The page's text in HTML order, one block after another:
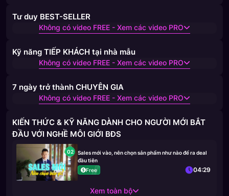
Tư duy BEST-SELLER
Không có video FREE - Xem các video PRO
Kỹ năng TIẾP KHÁCH tại nhà mẫu
Không có video FREE - Xem các video PRO
7 ngày trở thành CHUYÊN GIA
Không có video FREE - Xem các video PRO
KIẾN THỨC & KỸ NĂNG DÀNH CHO NGƯỜI MỚI BẮT
ĐẦU VỚI NGHỀ MÔI GIỚI BĐS
02
Sales mới vào, nên chọn sản phẩm như nào để ra deal
đầu tiên
Free
04:29
Xem toàn bộ